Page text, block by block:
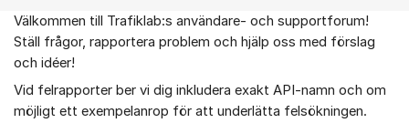
Om forumet
Välkommen till Trafiklab:s användare- och supportforum!
Ställ frågor, rapportera problem och hjälp oss med förslag
och idéer!
Vid felrapporter ber vi dig inkludera exakt API-namn och om
möjligt ett exempelanrop för att underlätta felsökningen.